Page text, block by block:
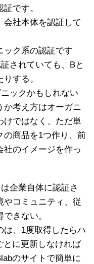
です。
会社本体を認証して
ック系の認証です
されていても、Bと
する。
ックかもしれない
考え方はオーガニ
けではなく、ただ単
の商品を1つ作り、前
社のイメージを作っ
企業自体に認証さ
やコミュニティ、従
きない。
は、1度取得したらハ
とに更新しなければ
のサイトで簡単に